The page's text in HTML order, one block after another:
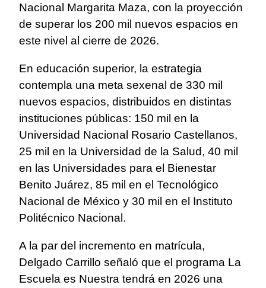
Nacional Margarita Maza, con la proyección
de superar los 200 mil nuevos espacios en
este nivel al cierre de 2026.
En educación superior, la estrategia
contempla una meta sexenal de 330 mil
nuevos espacios, distribuidos en distintas
instituciones públicas: 150 mil en la
Universidad Nacional Rosario Castellanos,
25 mil en la Universidad de la Salud, 40 mil
en las Universidades para el Bienestar
Benito Juárez, 85 mil en el Tecnológico
Nacional de México y 30 mil en el Instituto
Politécnico Nacional.
A la par del incremento en matrícula,
Delgado Carrillo señaló que el programa La
Escuela es Nuestra tendrá en 2026 una